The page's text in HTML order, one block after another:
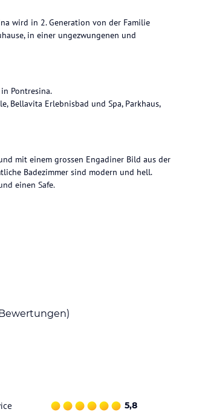
wird in 2. Generation von der Familie
in einer ungezwungenen und
Pontresina.
Bellavita Erlebnisbad und Spa, Parkhaus,
mit einem grossen Engadiner Bild aus der
Badezimmer sind modern und hell.
einen Safe.
5,8